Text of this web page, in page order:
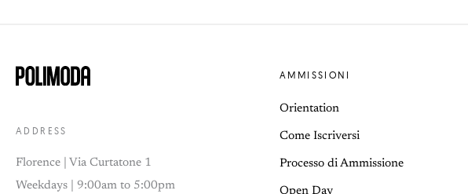
ADDRESS
Florence | Via Curtatone 1
Weekdays | 9:00am to 5:00pm
AMMISSIONI
Orientation
Come Iscriversi
Processo di Ammissione
Open Day